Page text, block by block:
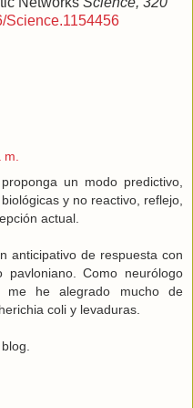
Science.1154456
m.
un modo predictivo,
y no reactivo, reflejo,
actual.
anticipativo de respuesta con
pavloniano. Como neurólogo
me he alegrado mucho de
coli y levaduras.